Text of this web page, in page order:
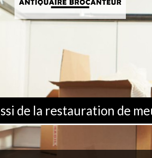
de la restauration de